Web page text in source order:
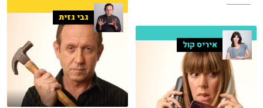
גבי גזית
איריס קול